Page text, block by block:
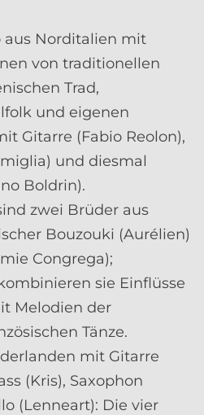
aus Norditalien mit
von traditionellen
Trad,
und eigenen
Gitarre (Fabio Reolon),
und diesmal
Boldrin).
zwei Brüder aus
Bouzouki (Aurélien)
Congrega);
sie Einflüsse
Melodien der
Tänze.
mit Gitarre
(Kris), Saxophon
(Lenneart): Die vier